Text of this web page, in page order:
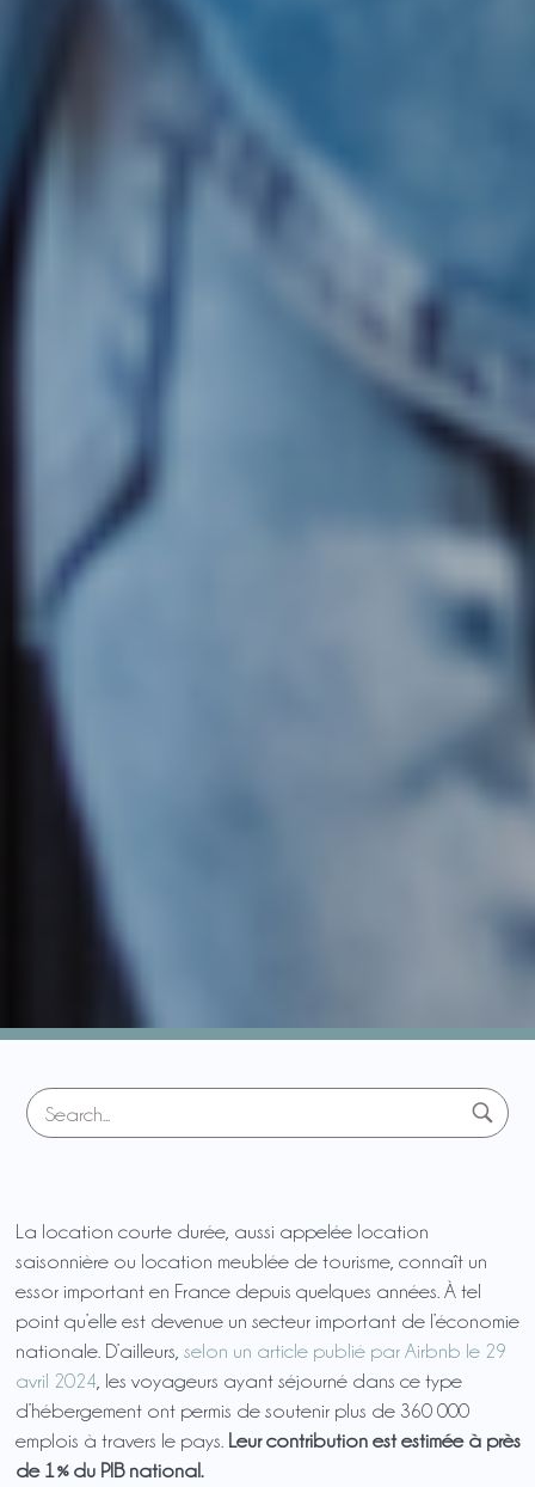
La location courte durée, aussi appelée location
saisonnière ou location meublée de tourisme, connaît un
essor important en France depuis quelques années. À tel
point qu’elle est devenue un secteur important de l’économie
nationale. D’ailleurs, selon un article publié par Airbnb le 29
avril 2024 , les voyageurs ayant séjourné dans ce type
d’hébergement ont permis de soutenir plus de 360 000
emplois à travers le pays. Leur contribution est estimée à près
de 1 % du PIB national.